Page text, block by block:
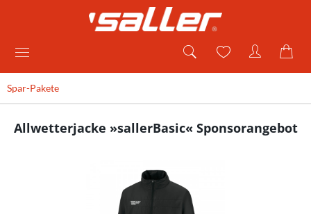
Spar-Pakete
Allwetterjacke »sallerBasic« Sponsorangebot